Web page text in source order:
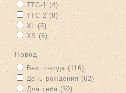
Apply TTC-1 filter
TTC-1 (4)
Apply TTC-2 filter
TTC-2 (8) Apply TTC-2 filter
Apply XL filter
XL (5) Apply XL filter
Apply XS filter
XS (6)
повод
Apply Без повода filter
Без повода (116) Apply Без
Apply День рождения filter
День рождения (62) Apply
Apply Для тебя filter
Для тебя (30)